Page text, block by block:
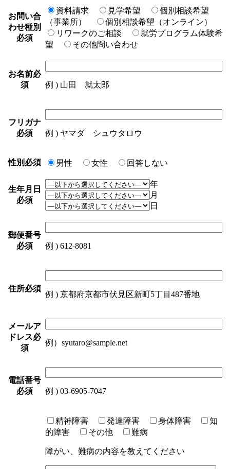
お問い合
わせ種別
必須
資料請求 見学希望
個別相談希望
（事業所）
個別相談希望（オンライン）
リワークのご相談
就労プログラム体験希
望
その他問い合わせ
お名前必
須
例 ) 山田 就太郎
フリガナ
必須
例 ) ヤマダ シュウタロウ
性別 必須 男性 女性 回答しない
生年月日
必須
年
月
日
郵便番号
必須
例 ) 612-8081
住所必須
例 ) 京都府京都市伏見区新町5丁目487番地
メールア
ドレス必
須
例）syutaro@sample.net
電話番号
必須
例 ) 03-6905-7047
精神障害 発達障害 身体障害
知
的障害
その他 難病
障がい、難病の内容を教えてください